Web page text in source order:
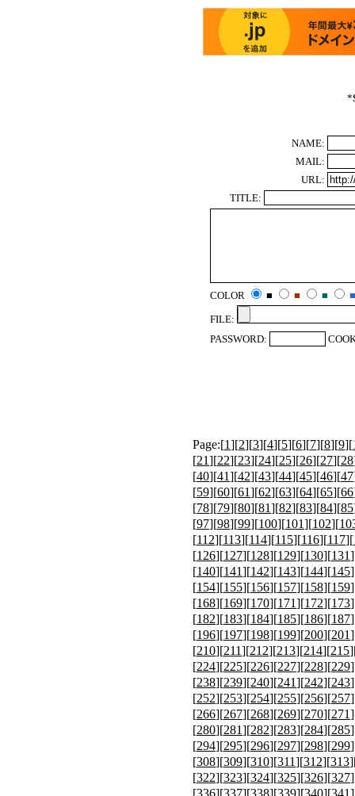
*
NAME:
MAIL:
URL:
TITLE:
COLOR ■ ■ ■
■
FILE:
PASSWORD:
Page:[1][2][3][4][5][6][7][8][9][
[21][22][23][24][25][26][27][28
[40][41][42][43][44][45][46][47
[59][60][61][62][63][64][65][66
[78][79][80][81][82][83][84][85
[97][98][99][100][101][102][
[112][113][114][115][116][117][
[126][127][128][129][130][131
[140][141][142][143][144][145
[154][155][156][157][158][159
[168][169][170][171][172][173
[182][183][184][185][186][187
[196][197][198][199][200][201
[210][211][212][213][214][215
[224][225][226][227][228][229
[238][239][240][241][242][243
[252][253][254][255][256][257
[266][267][268][269][270][271
[280][281][282][283][284][285
[294][295][296][297][298][299
[308][309][310][311][312][313
[322][323][324][325][326][327